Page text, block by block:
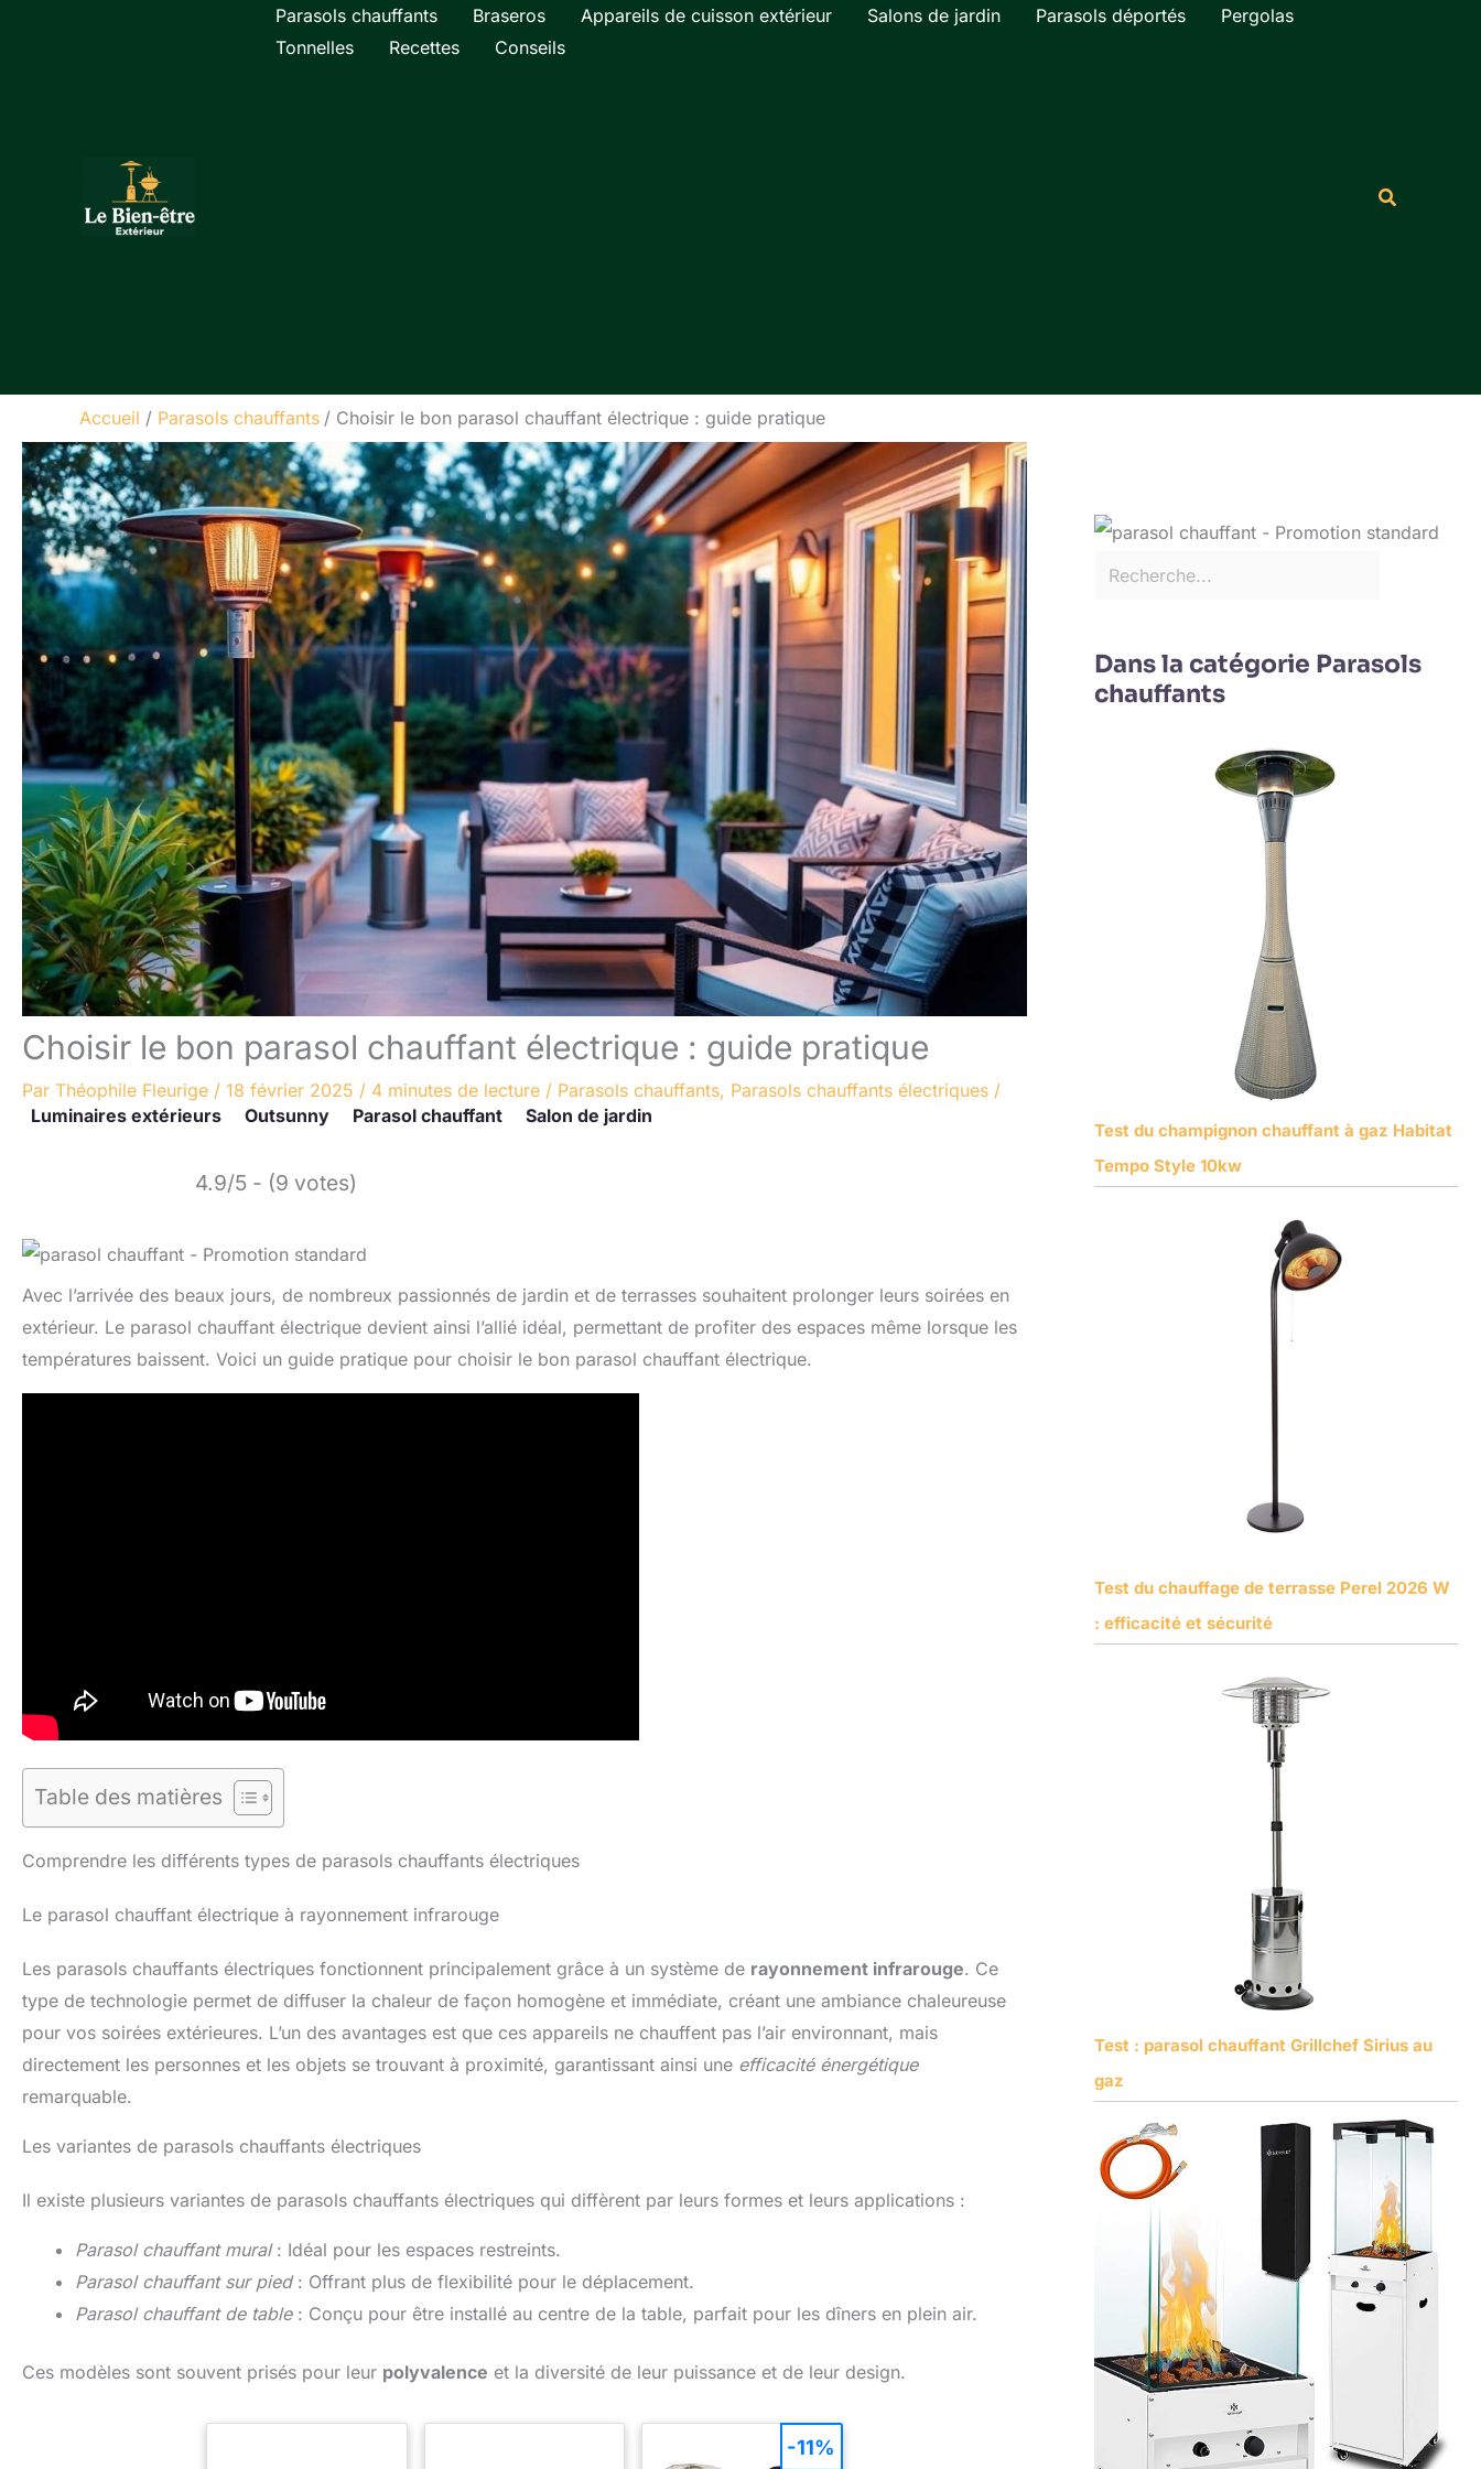
Parasols chauffants Braseros Appareils de cuisson extérieur Salons de jardin Parasols déportés
Pergolas
Tonnelles
Recettes Conseils
Accueil Parasols chauffants Choisir le bon parasol chauffant électrique : guide pratique
Choisir le bon parasol chauffant électrique : guide pratique
Par Théophile Fleurige / 18 février 2025 / 4 minutes de lecture / Parasols chauffants, Parasols chauffants électriques /
Luminaires extérieurs
Outsunny Parasol chauffant Salon de jardin
4.9/5 - (9 votes)
Avec l’arrivée des beaux jours, de nombreux passionnés de jardin et de terrasses souhaitent prolonger leurs soirées en
extérieur. Le parasol chauffant électrique devient ainsi l’allié idéal, permettant de profiter des espaces même lorsque les
températures baissent. Voici un guide pratique pour choisir le bon parasol chauffant électrique.
Table des matières
Comprendre les différents types de parasols chauffants électriques
Le parasol chauffant électrique à rayonnement infrarouge
Les parasols chauffants électriques fonctionnent principalement grâce à un système de rayonnement infrarouge. Ce
type de technologie permet de diffuser la chaleur de façon homogène et immédiate, créant une ambiance chaleureuse
pour vos soirées extérieures. L’un des avantages est que ces appareils ne chauffent pas l’air environnant, mais
directement les personnes et les objets se trouvant à proximité, garantissant ainsi une efficacité énergétique
remarquable.
Les variantes de parasols chauffants électriques
Il existe plusieurs variantes de parasols chauffants électriques qui diffèrent par leurs formes et leurs applications :
Parasol chauffant mural: Idéal pour les espaces restreints.
Parasol chauffant sur pied: Offrant plus de flexibilité pour le déplacement.
Parasol chauffant de table: Conçu pour être installé au centre de la table, parfait pour les dîners en plein air.
Ces modèles sont souvent prisés pour leur polyvalence et la diversité de leur puissance et de leur design.
-11%
Rechercher
Dans la catégorie Parasols
chauffants
Test du champignon chauffant à gaz Habitat
Tempo Style 10kw
Test du chauffage de terrasse Perel 2026 W
: efficacité et sécurité
Test : parasol chauffant Grillchef Sirius au
gaz